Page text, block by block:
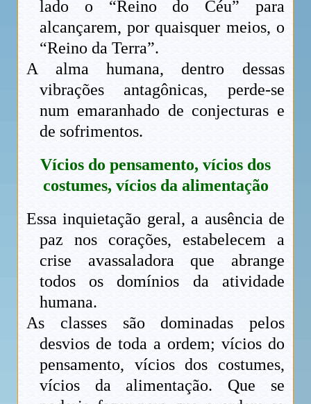
lado o “Reino do Céu” para
alcançarem, por quaisquer meios, o
“Reino da Terra”.
A alma humana, dentro dessas
vibrações antagônicas, perde-se
num emaranhado de conjecturas e
de sofrimentos.
Vícios do pensamento, vícios dos
costumes, vícios da alimentação
Essa inquietação geral, a ausência de
paz nos corações, estabelecem a
crise avassaladora que abrange
todos os domínios da atividade
humana.
As classes são dominadas pelos
desvios de toda a ordem; vícios do
pensamento, vícios dos costumes,
vícios da alimentação. Que se